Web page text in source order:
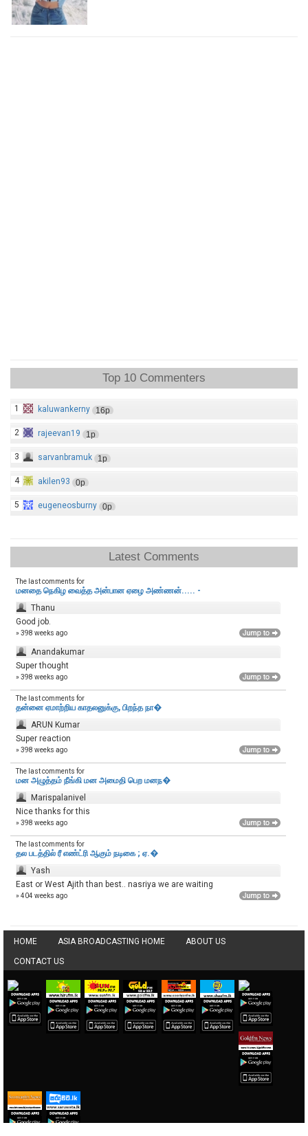
Top 10 Commenters
1 kaluwankerny 16p
2 rajeevan19 1p
3 sarvanbramuk 1p
4 akilen93 0p
5 eugeneosburny 0p
Latest Comments
The last comments for
மனதை நெகிழ வைத்த அன்பான ஏழை அண்ணன்..... -
Thanu
Good job.
» 398 weeks ago
Anandakumar
Super thought
» 398 weeks ago
The last comments for
தன்னை ஏமாற்றிய காதலனுக்கு, பிறந்த நா�
ARUN Kumar
Super reaction
» 398 weeks ago
The last comments for
மன அழுத்தம் நீங்கி மன அமைதி பெற‌ மனந�
Marispalanivel
Nice thanks for this
» 398 weeks ago
The last comments for
தல படத்தில் ரீ எண்ட்ரி ஆகும் நடிகை ; ஏ.�
Yash
East or West Ajith than best.. nasriya we are waiting
» 404 weeks ago
HOME ASIA BROADCASTING HOME ABOUT US
CONTACT US